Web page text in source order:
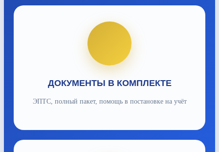
ДОКУМЕНТЫ В КОМПЛЕКТЕ
ЭПТС, полный пакет, помощь в постановке на учёт